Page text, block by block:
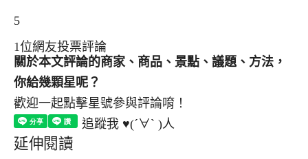
5
1位網友投票評論
關於本文評論的商家、商品、景點、議題、方法，
你給幾顆星呢？
歡迎一起點擊星號參與評論唷！
追蹤我 ♥(´∀` )人
延伸閱讀